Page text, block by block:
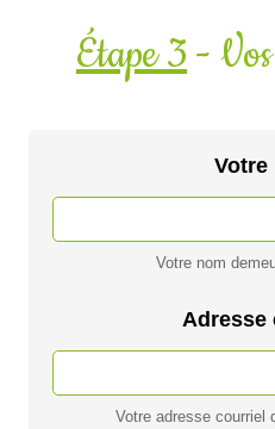
Étape 3-
Votre
Votre nom
Adresse
Votre adresse courriel